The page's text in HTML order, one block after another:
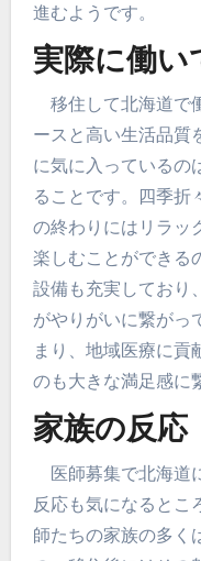
進むようです。
実際に働い
移住して北海道で
ースと高い生活品質
に気に入っているの
ることです。四季折
の終わりにはリラッ
楽しむことができる
設備も充実しており
がやりがいに繋がっ
まり、地域医療に貢
のも大きな満足感に
家族の反応
医師募集で北海道
反応も気になるとこ
師たちの家族の多く